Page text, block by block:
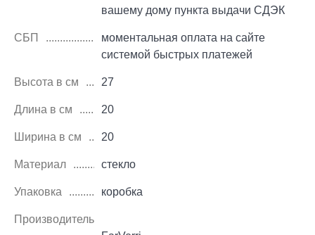
вашему дому пункта выдачи СДЭК
СБП
моментальная оплата на сайте
системой быстрых платежей
Высота в см 27
Длина в см 20
Ширина в см 20
Материал стекло
Упаковка коробка
Производитель